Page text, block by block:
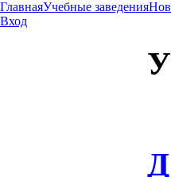
ГлавнаяУчебные заведения
Вход